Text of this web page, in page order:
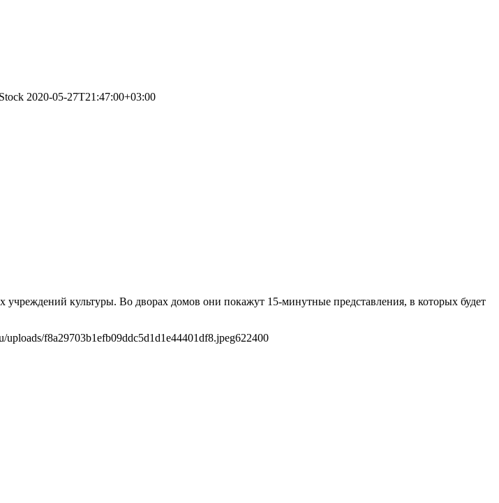
2020-05-27T21:47:00+03:00
учреждений культуры. Во дворах домов они покажут 15-минутные представления, в которых будет
uploads/f8a29703b1efb09ddc5d1d1e44401df8.jpeg622400